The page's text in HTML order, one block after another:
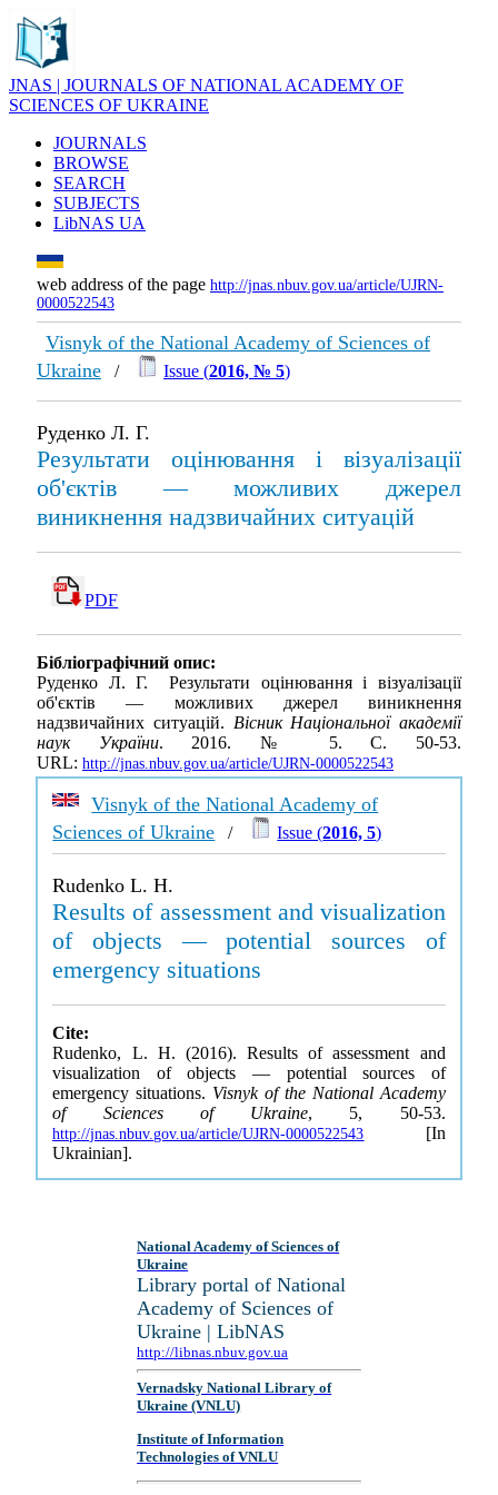
JNAS | JOURNALS OF NATIONAL ACADEMY OF
SCIENCES OF UKRAINE
JOURNALS
BROWSE
SEARCH
SUBJECTS
LibNAS UA
web address of the page http://jnas.nbuv.gov.ua/article/UJRN-
0000522543
Visnyk of the National Academy of Sciences of
Ukraine / Issue (2016, № 5)
Руденко Л. Г.
Результати оцінювання і візуалізації
об'єктів — можливих джерел
виникнення надзвичайних ситуацій
PDF
Бібліографічний опис:
Руденко Л. Г. Результати оцінювання і візуалізації
об'єктів — можливих джерел виникнення
надзвичайних ситуацій. Вісник Національної академії
наук України. 2016. № 5. С. 50-53.
URL: http://jnas.nbuv.gov.ua/article/UJRN-0000522543
Visnyk of the National Academy of
Sciences of Ukraine / Issue (2016, 5)
Rudenko L. H.
Results of assessment and visualization
of objects — potential sources of
emergency situations
Cite:
Rudenko, L. H. (2016). Results of assessment and
visualization of objects — potential sources of
emergency situations. Visnyk of the National Academy
of Sciences of Ukraine, 5, 50-53.
http://jnas.nbuv.gov.ua/article/UJRN-0000522543 [In
Ukrainian].
National Academy of Sciences of
Ukraine
Library portal of National
Academy of Sciences of
Ukraine | LibNAS
http://libnas.nbuv.gov.ua
Vernadsky National Library of
Ukraine (VNLU)
Institute of Information
Technologies of VNLU